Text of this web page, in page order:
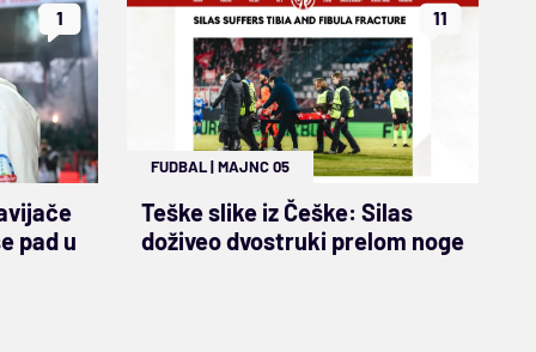
1
pad u
11
FUDBAL|MAJNC 05
Teške slike iz Češke: Silas
doživeo dvostruki prelom noge